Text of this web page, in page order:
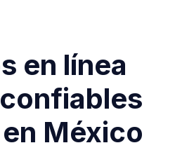
en línea
México